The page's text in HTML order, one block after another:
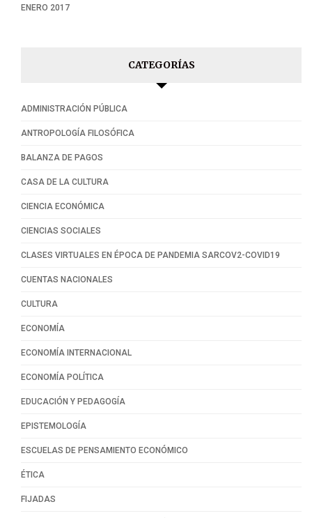
ENERO 2017
CATEGORÍAS
ADMINISTRACIÓN PÚBLICA
ANTROPOLOGÍA FILOSÓFICA
BALANZA DE PAGOS
CASA DE LA CULTURA
CIENCIA ECONÓMICA
CIENCIAS SOCIALES
CLASES VIRTUALES EN ÉPOCA DE PANDEMIA SARCOV2-COVID19
CUENTAS NACIONALES
CULTURA
ECONOMÍA
ECONOMÍA INTERNACIONAL
ECONOMÍA POLÍTICA
EDUCACIÓN Y PEDAGOGÍA
EPISTEMOLOGÍA
ESCUELAS DE PENSAMIENTO ECONÓMICO
ÉTICA
FIJADAS